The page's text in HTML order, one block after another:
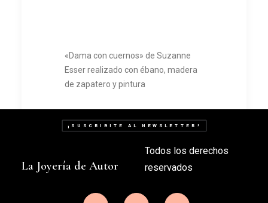
«Dama con cuernos» de Suzanne
Esser realizado con ébano, madera
de zapatero y pintura
¡SUSCRIBITE AL NEWSLETTER!
La Joyería de Autor
Todos los derechos
reservados